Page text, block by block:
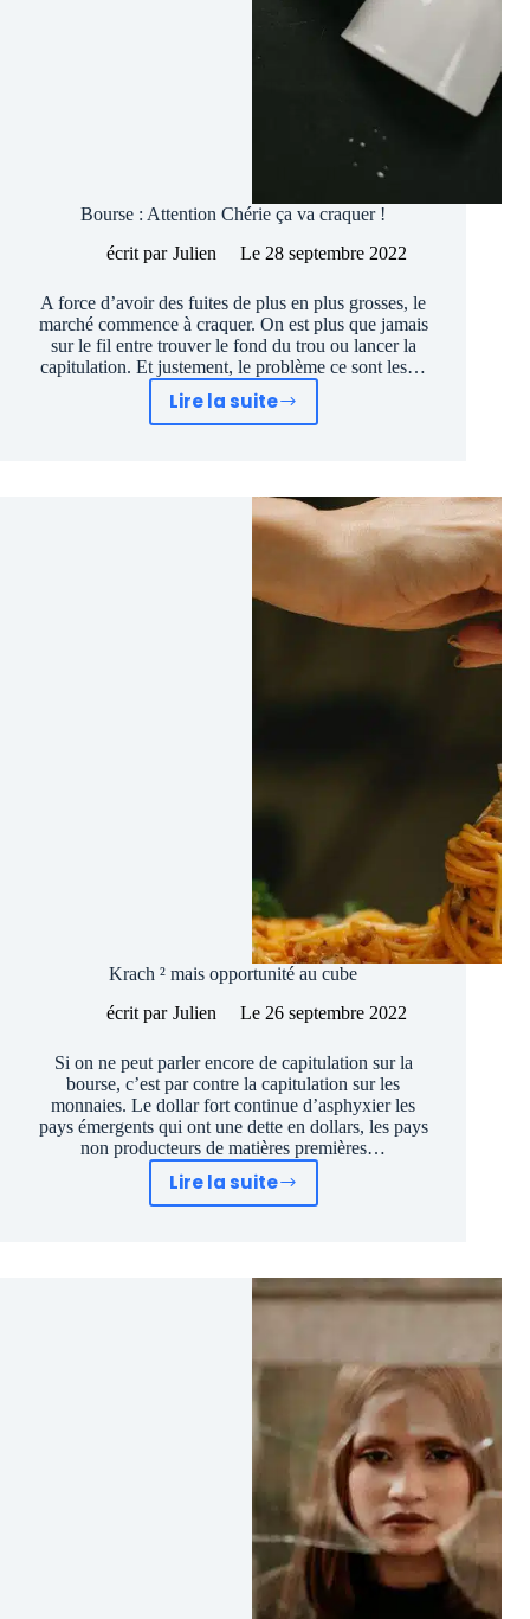
Bourse : Attention Chérie ça va craquer !
écrit par Julien Le 28 septembre 2022
A force d’avoir des fuites de plus en plus grosses, le
marché commence à craquer. On est plus que jamais
sur le fil entre trouver le fond du trou ou lancer la
capitulation. Et justement, le problème ce sont les…
Lire la suite
Bourse
Chérie
ça
Krach ² mais opportunité au cube
écrit par Julien Le 26 septembre 2022
Si on ne peut parler encore de capitulation sur la
bourse, c’est par contre la capitulation sur les
monnaies. Le dollar fort continue d’asphyxier les
pays émergents qui ont une dette en dollars, les pays
non producteurs de matières premières…
Lire la suite
Krach
opportunité
au